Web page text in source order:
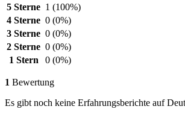
5 Sterne 1 (100%)
4 Sterne 0 (0%)
3 Sterne 0 (0%)
2 Sterne 0 (0%)
1 Stern
0 (0%)
1 Bewertung
Es gibt noch keine Erfahrungsberichte auf